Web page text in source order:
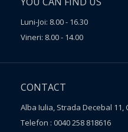
Luni-Joi: 8.00 - 16.30
Vineri: 8.00 - 14.00
CONTACT
Alba Iulia, Strada Decebal 11,
Telefon : 0040 258 818616